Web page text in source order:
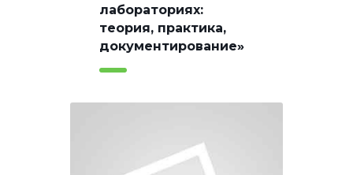
лабораториях:
теория, практика,
документирование»